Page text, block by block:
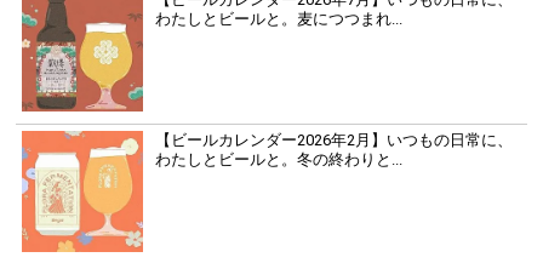
わたしとビールと。麦につつまれ...
【ビールカレンダー2026年2月】いつもの日常に、
わたしとビールと。冬の終わりと...